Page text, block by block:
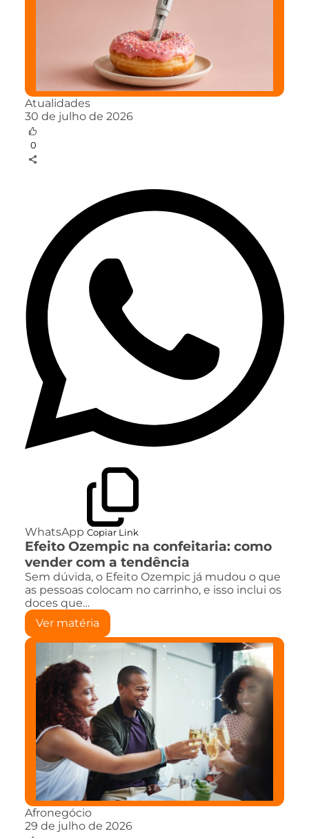
Atualidades
30 de julho de 2026
0
WhatsApp Copiar Link
Efeito Ozempic na confeitaria: como
vender com a tendência
Sem dúvida, o Efeito Ozempic já mudou o que
as pessoas colocam no carrinho, e isso inclui os
doces que…
Ver matéria
Afronegócio
29 de julho de 2026